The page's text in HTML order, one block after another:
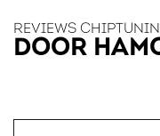
REVIEWS
DOOR